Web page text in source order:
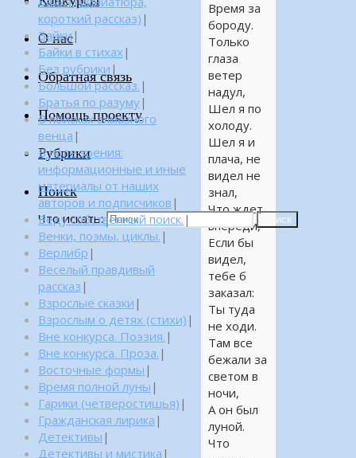
О нас
Обратная связь
Помощь проекту
Рубрики
Поиск
Что искать: Поиск
Время за
бороду.
Только
глаза
ветер
надул,
Шел я по
холоду.
Шел я и
плача, не
видел не
знал,
Что ждет
впереди,
Если бы
видел,
тебе б
заказал:
Ты туда
не ходи.
Там все
бежали за
светом в
ночи,
А он был
луной.
Что
короткий рассказ) |
Байки|
Байки в стихах |
Без рубрики |
Большой рассказ. |
Братья по разуму|
В поисках алмазного
венца |
В поле зрения:
информационные и иные
материалы от наших
авторов и подписчиков |
Веду собственный поиск. |
Венки, поэмы, циклы. |
Верлибр |
Веселый правдивый
рассказ |
Взрослые сказки |
Взрослым о детях (стихи) |
Вне конкурса. Поэзия. |
Вне конкурса. Проза. |
Восточные формы |
Время полной луны |
Гарики (четверостишья) |
Гражданская лирика |
Детективы |
Детективы и мистика |